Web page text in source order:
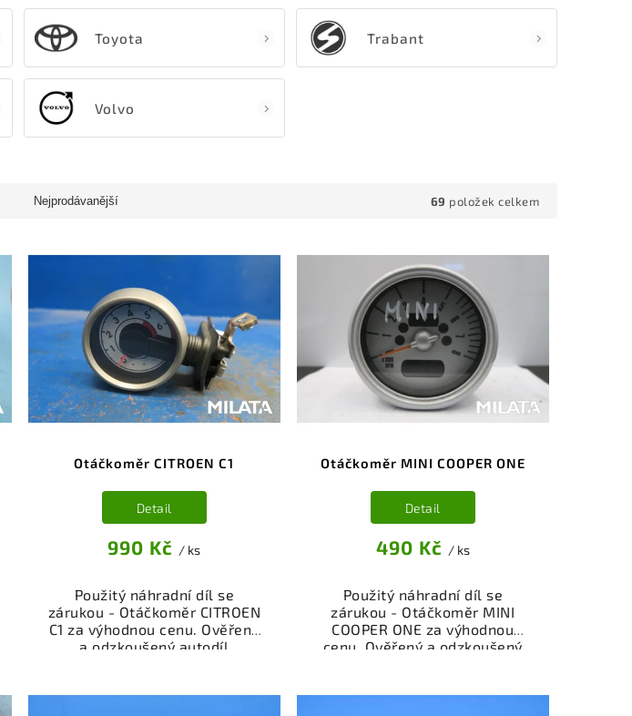
Toyota Trabant
Volvo
Nejprodávanější 69 položek celkem
Otáčkoměr CITROEN C1
990 Kč / ks
Detail
Použitý náhradní díl se
zárukou - Otáčkoměr CITROEN
C1 za výhodnou cenu. Ověřený
a odzkoušený autodíl
váš vůz. Ověřený a funkční
Otáčkoměr MINI COOPER ONE
490 Kč / ks
Detail
Použitý náhradní díl se
zárukou - Otáčkoměr MINI
COOPER ONE za výhodnou
cenu. Ověřený a odzkoušený
příslušenství pro váš vůz.